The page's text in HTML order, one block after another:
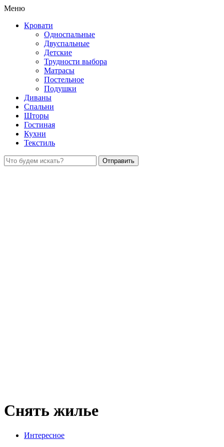
Меню
Кровати
Односпальные
Двуспальные
Детские
Трудности выбора
Матрасы
Постельное
Подушки
Диваны
Спальни
Шторы
Гостиная
Кухни
Текстиль
Снять жилье
Интересное